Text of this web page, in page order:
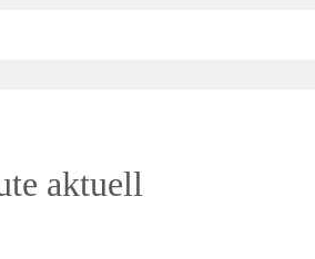
aktuell